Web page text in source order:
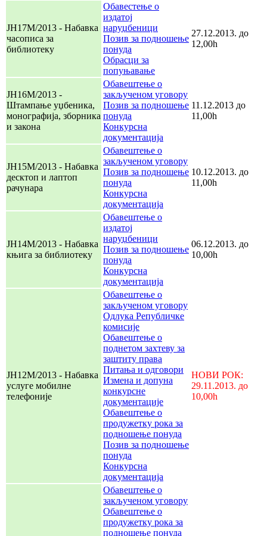
ЈН17М/2013 - Набавка
часописа за
библиотеку
Обавестење о
издатој
наруџбеници
Позив за подношење
понуда
Обрасци за
попуњавање
27.12.2013. до
12,00h
ЈН16М/2013 -
Штампање уџбеника,
монографија, зборника
и закона
Обавештење о
закљученом уговору
Позив за подношење
понуда
Конкурсна
документација
11.12.2013 до
11,00h
ЈН15М/2013 - Набавка
десктоп и лаптоп
рачунара
Обавештење о
закљученом уговору
Позив за подношење
понуда
Конкурсна
документација
10.12.2013. до
11,00h
ЈН14М/2013 - Набавка
књига за библиотеку
Обавештење о
издатој
наруџбеници
Позив за подношење
понуда
Конкурсна
документација
06.12.2013. до
10,00h
ЈН12М/2013 - Набавка
услуге мобилне
телефоније
Обавештење о
закљученом уговору
Одлука Републичке
комисије
Обавештење о
поднетом захтеву за
заштиту права
Питања и одговори
Измена и допуна
конкурсне
документације
Обавештење о
продужетку рока за
подношење понуда
Позив за подношење
понуда
Конкурсна
документација
НОВИ РОК:
29.11.2013. до
10,00h
Обавештење о
закљученом уговору
Обавештење о
продужетку рока за
подношење понуда